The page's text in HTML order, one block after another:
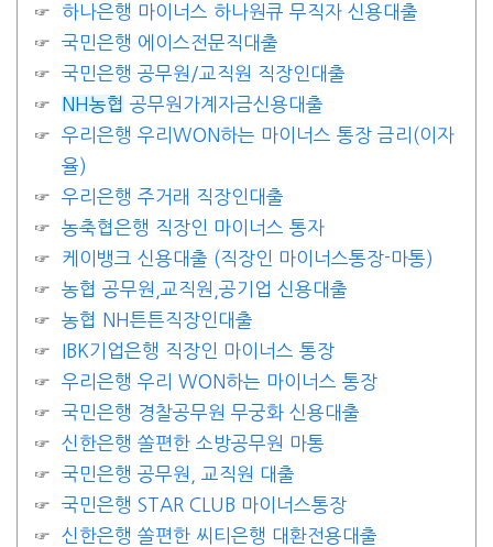
하나은행 마이너스 하나원큐 무직자 신용대출
국민은행 에이스전문직대출
국민은행 공무원/교직원 직장인대출
NH농협 공무원가계자금신용대출
우리은행 우리WON하는 마이너스 통장 금리(이자
율)
우리은행 주거래 직장인대출
농축협은행 직장인 마이너스 통자
케이뱅크 신용대출 (직장인 마이너스통장-마통)
농협 공무원,교직원,공기업 신용대출
농협 NH튼튼직장인대출
IBK기업은행 직장인 마이너스 통장
우리은행 우리 WON하는 마이너스 통장
국민은행 경찰공무원 무궁화 신용대출
신한은행 쏠편한 소방공무원 마통
국민은행 공무원, 교직원 대출
국민은행 STAR CLUB 마이너스통장
신한은행 쏠편한 씨티은행 대환전용대출